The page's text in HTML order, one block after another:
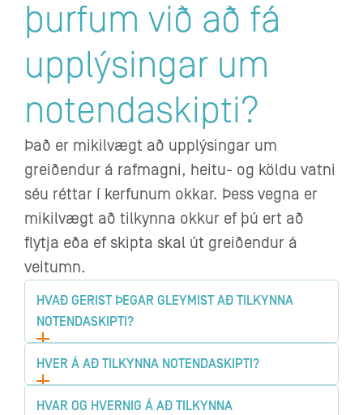
þurfum við að fá
upplýsingar um
notendaskipti?
Það er mikilvægt að upplýsingar um
greiðendur á rafmagni, heitu- og köldu vatni
séu réttar í kerfunum okkar. Þess vegna er
mikilvægt að tilkynna okkur ef þú ert að
flytja eða ef skipta skal út greiðendur á
veitumn.
HVAÐ GERIST ÞEGAR GLEYMIST AÐ TILKYNNA
NOTENDASKIPTI?
HVER Á AÐ TILKYNNA NOTENDASKIPTI?
HVAR OG HVERNIG Á AÐ TILKYNNA